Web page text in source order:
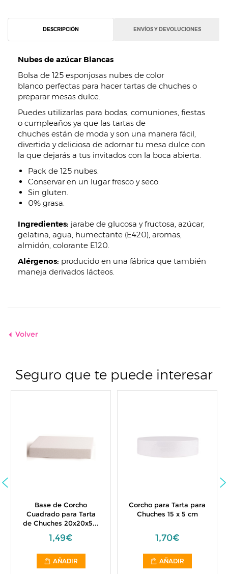
DESCRIPCIÓN ENVÍOS Y DEVOLUCIONES
Nubes de azúcar Blancas
Bolsa de 125 esponjosas nubes de color
blanco perfectas para hacer tartas de chuches o
preparar mesas dulce.
Puedes utilizarlas para bodas, comuniones, fiestas
o cumpleaños ya que las tartas de
chuches están de moda y son una manera fácil,
divertida y deliciosa de adornar tu mesa dulce con
la que dejarás a tus invitados con la boca abierta.
Pack de 125 nubes.
Conservar en un lugar fresco y seco.
Sin gluten.
0% grasa.
Ingredientes: jarabe de glucosa y fructosa, azúcar,
gelatina, agua, humectante (E420), aromas,
almidón, colorante E120.
Alérgenos: producido en una fábrica que también
maneja derivados lácteos.
Volver
Seguro que te puede interesar
Base de Corcho
Cuadrado para Tarta
de Chuches 20x20x5...
1,49€
AÑADIR
Corcho para Tarta para
Chuches 15 x 5 cm
1,70€
AÑADIR